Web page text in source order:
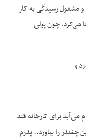
و مشغول رسیدگی به کار
می‌‌‌‌کرد. چون پولی
و
می‌‌‌‌آید برای کارخانه قند
چغندر را بیاورد.. پدرم